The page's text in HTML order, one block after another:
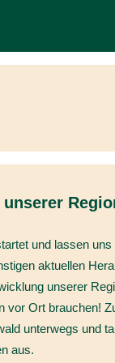
und lassen uns
aktuellen
unserer
vor Ort brauchen!
unterwegs und
aus.